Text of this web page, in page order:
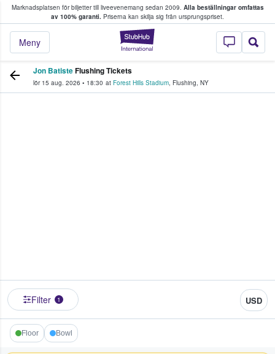
Marknadsplatsen för biljetter till liveevenemang sedan 2009. Alla beställningar omfattas
av 100% garanti. Priserna kan skilja sig från ursprungspriset.
StubHub – där
Meny
köper och säljer biljetter.
Jon BatisteFlushing Tickets
lör 15 aug. 2026 • 18:30 at Forest Hills Stadium, Flushing, NY
Filter 1 USD
Floor Bowl